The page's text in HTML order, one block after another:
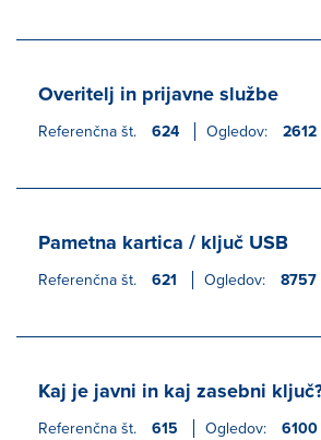
Overitelj in prijavne službe
Referenčna št. 624 Ogledov: 2612
Pametna kartica / ključ USB
Referenčna št. 621 Ogledov: 8757
Kaj je javni in kaj zasebni
Referenčna št. 615 Ogledov: 6100